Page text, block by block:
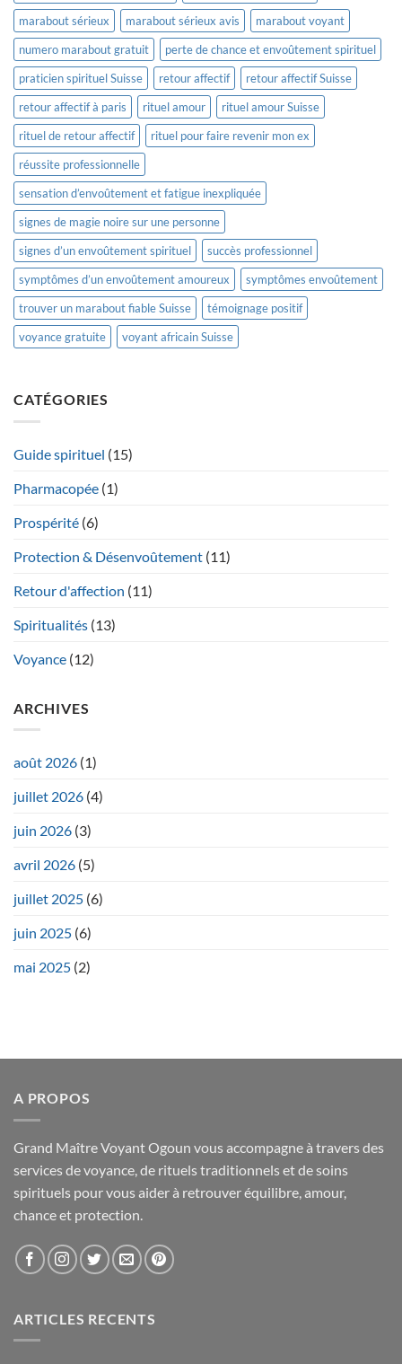
marabout sérieux marabout sérieux avis
marabout voyant
numero marabout gratuit
perte de chance et envoûtement spirituel
praticien spirituel Suisse
retour affectif
retour affectif Suisse
retour affectif à paris
rituel amour
rituel amour Suisse
rituel de retour affectif
rituel pour faire revenir mon ex
réussite professionnelle
sensation d’envoûtement et fatigue inexpliquée
signes de magie noire sur une personne
signes d’un envoûtement spirituel
succès professionnel
symptômes d’un envoûtement amoureux
symptômes envoûtement
trouver un marabout fiable Suisse
témoignage positif
voyance gratuite
voyant africain Suisse
CATÉGORIES
Guide spirituel (15)
Pharmacopée (1)
Prospérité (6)
Protection & Désenvoûtement (11)
Retour d'affection (11)
Spiritualités (13)
Voyance (12)
ARCHIVES
août 2026 (1)
juillet 2026 (4)
juin 2026 (3)
avril 2026 (5)
juillet 2025 (6)
juin 2025 (6)
mai 2025 (2)
A PROPOS
Grand Maître Voyant Ogoun vous accompagne à travers des
services de voyance, de rituels traditionnels et de soins
spirituels pour vous aider à retrouver équilibre, amour,
chance et protection.
ARTICLES RECENTS